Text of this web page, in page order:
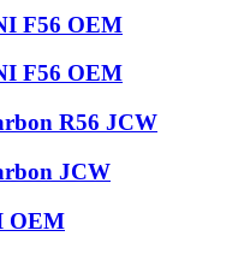
F56 OEM
F56 OEM
R56 JCW
JCW
OEM